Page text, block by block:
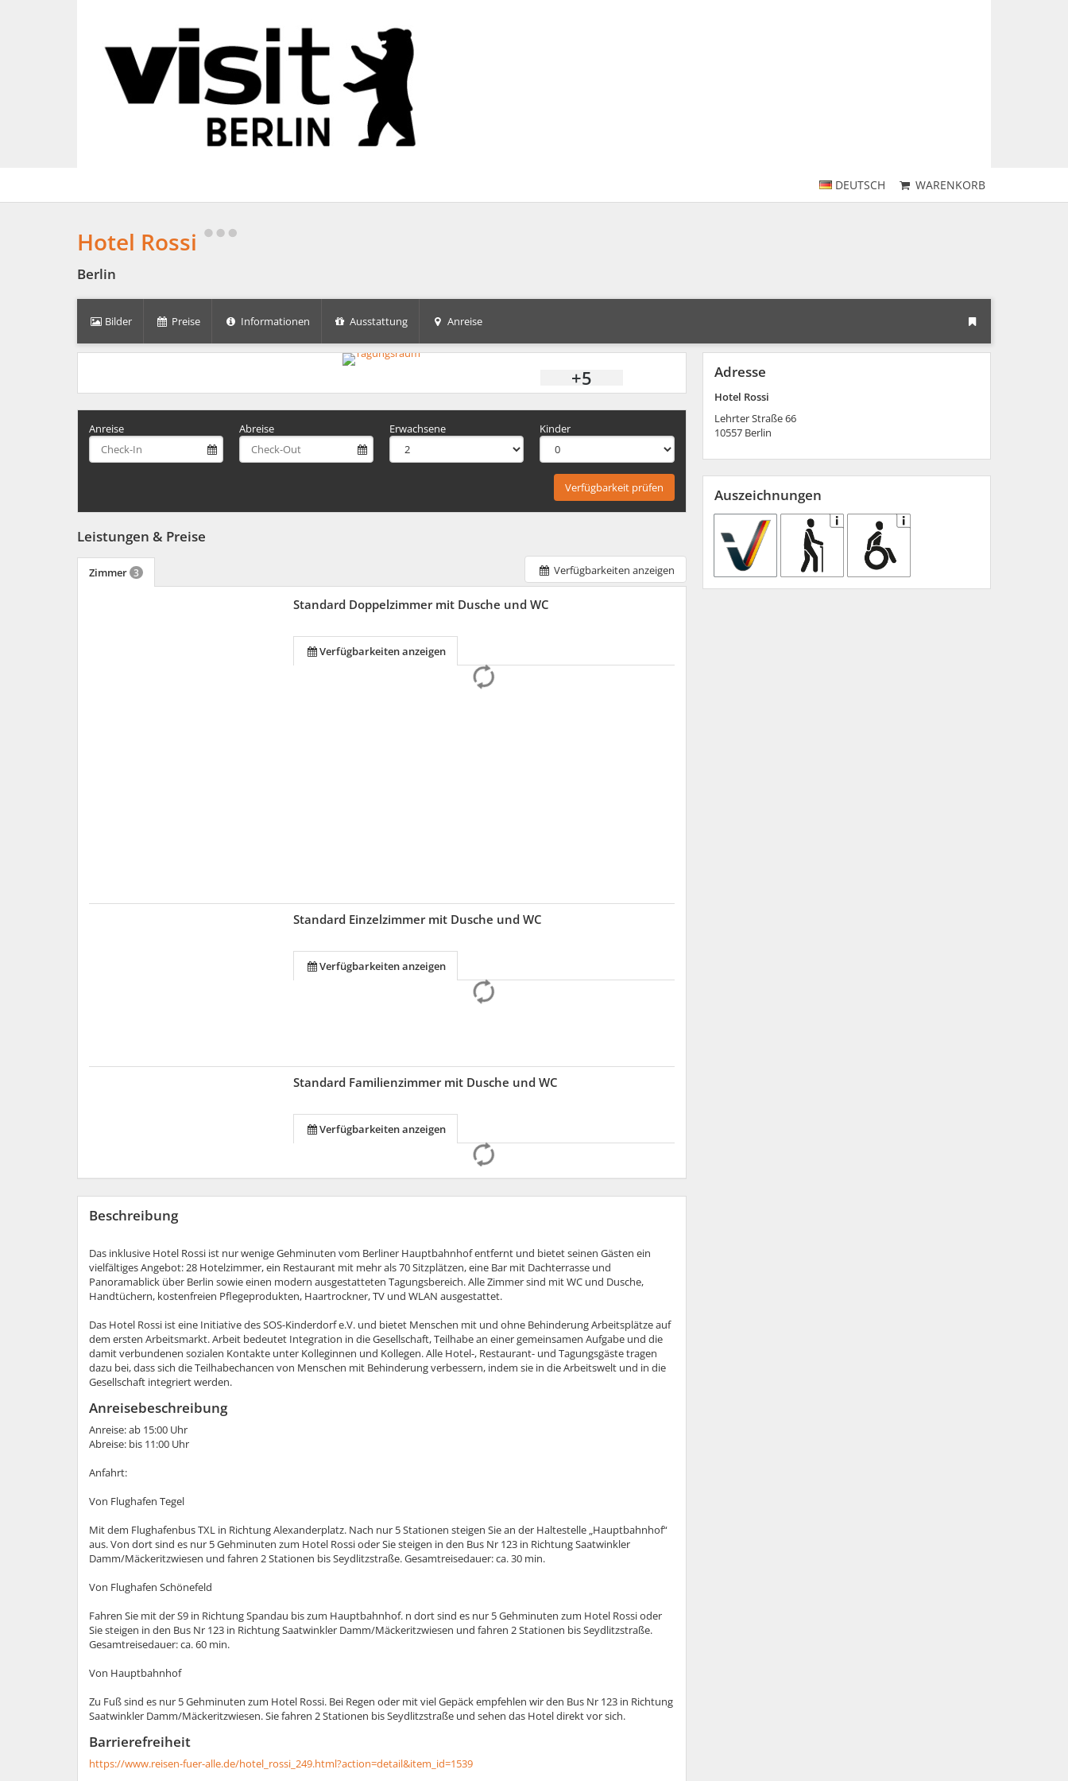
DEUTSCH WARENKORB
Hotel Rossi
Berlin
Bilder Preise Informationen Ausstattung Anreise
+5
Anreise Abreise Erwachsene Kinder
Verfügbarkeit prüfen
Verfügbarkeiten anzeigen
Leistungen & Preise
Zimmer 3
Standard Doppelzimmer mit Dusche und WC
Verfügbarkeiten anzeigen
Standard Einzelzimmer mit Dusche und WC
Verfügbarkeiten anzeigen
Standard Familienzimmer mit Dusche und WC
Verfügbarkeiten anzeigen
Beschreibung
Das inklusive Hotel Rossi ist nur wenige Gehminuten vom Berliner Hauptbahnhof entfernt und bietet seinen Gästen ein
vielfältiges Angebot: 28 Hotelzimmer, ein Restaurant mit mehr als 70 Sitzplätzen, eine Bar mit Dachterrasse und
Panoramablick über Berlin sowie einen modern ausgestatteten Tagungsbereich. Alle Zimmer sind mit WC und Dusche,
Handtüchern, kostenfreien Pflegeprodukten, Haartrockner, TV und WLAN ausgestattet.
Das Hotel Rossi ist eine Initiative des SOS-Kinderdorf e.V. und bietet Menschen mit und ohne Behinderung Arbeitsplätze auf
dem ersten Arbeitsmarkt. Arbeit bedeutet Integration in die Gesellschaft, Teilhabe an einer gemeinsamen Aufgabe und die
damit verbundenen sozialen Kontakte unter Kolleginnen und Kollegen. Alle Hotel-, Restaurant- und Tagungsgäste tragen
dazu bei, dass sich die Teilhabechancen von Menschen mit Behinderung verbessern, indem sie in die Arbeitswelt und in die
Gesellschaft integriert werden.
Anreisebeschreibung
Anreise: ab 15:00 Uhr
Abreise: bis 11:00 Uhr
Anfahrt:
Von Flughafen Tegel
Mit dem Flughafenbus TXL in Richtung Alexanderplatz. Nach nur 5 Stationen steigen Sie an der Haltestelle „Hauptbahnhof“
aus. Von dort sind es nur 5 Gehminuten zum Hotel Rossi oder Sie steigen in den Bus Nr 123 in Richtung Saatwinkler
Damm/Mäckeritzwiesen und fahren 2 Stationen bis Seydlitzstraße. Gesamtreisedauer: ca. 30 min.
Von Flughafen Schönefeld
Fahren Sie mit der S9 in Richtung Spandau bis zum Hauptbahnhof. n dort sind es nur 5 Gehminuten zum Hotel Rossi oder
Sie steigen in den Bus Nr 123 in Richtung Saatwinkler Damm/Mäckeritzwiesen und fahren 2 Stationen bis Seydlitzstraße.
Gesamtreisedauer: ca. 60 min.
Von Hauptbahnhof
Zu Fuß sind es nur 5 Gehminuten zum Hotel Rossi. Bei Regen oder mit viel Gepäck empfehlen wir den Bus Nr 123 in Richtung
Saatwinkler Damm/Mäckeritzwiesen. Sie fahren 2 Stationen bis Seydlitzstraße und sehen das Hotel direkt vor sich.
Barrierefreiheit
https://www.reisen-fuer-alle.de/hotel_rossi_249.html?action=detail&item_id=1539
Adresse
Hotel Rossi
Lehrter Straße 66
10557 Berlin
Auszeichnungen